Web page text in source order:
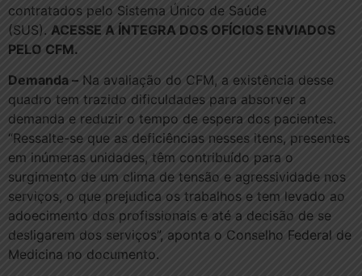
contratados pelo Sistema Único de Saúde
(SUS). ACESSE A ÍNTEGRA DOS OFÍCIOS ENVIADOS
PELO CFM.
Demanda – Na avaliação do CFM, a existência desse
quadro tem trazido dificuldades para absorver a
demanda e reduzir o tempo de espera dos pacientes.
“Ressalte-se que as deficiências nesses itens, presentes
em inúmeras unidades, têm contribuído para o
surgimento de um clima de tensão e agressividade nos
serviços, o que prejudica os trabalhos e tem levado ao
adoecimento dos profissionais e até a decisão de se
desligarem dos serviços”, aponta o Conselho Federal de
Medicina no documento.